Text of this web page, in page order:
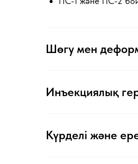
Шөгу мен
Инъекциялық
Күрделі және